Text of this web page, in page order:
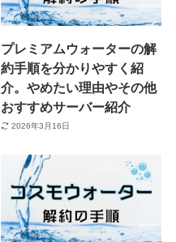
プレミアムウォーターの解
約手順を分かりやすく紹
介。やめたい理由やその他
おすすめサーバー紹介
2026年3月16日